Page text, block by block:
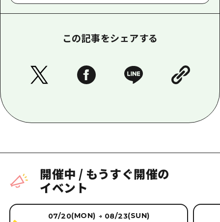
この記事をシェアする
開催中 / もうすぐ開催の
イベント
07/20(MON) → 08/23(SUN)